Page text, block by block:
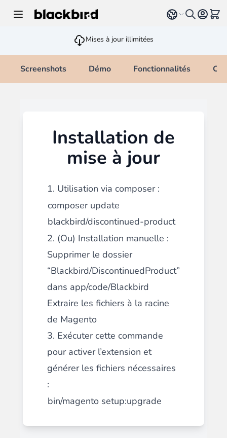
Select language
Voir
Mises à jour illimitées
Screenshots Démo Fonctionnalités
Installation de
mise à jour
1. Utilisation via composer :
composer update
blackbird/discontinued-product
2. (Ou) Installation manuelle :
Supprimer le dossier
“Blackbird/DiscontinuedProduct”
dans app/code/Blackbird
Extraire les fichiers à la racine
de Magento
3. Exécuter cette commande
pour activer l’extension et
générer les fichiers nécessaires
:
bin/magento setup:upgrade